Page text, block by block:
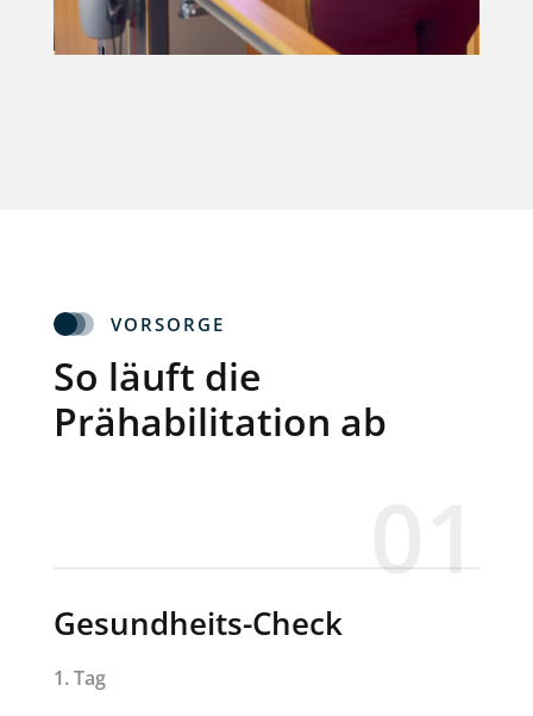
01
Gesundheits-Check
1. Tag
VORSORGE
So läuft die
Prähabilitation ab